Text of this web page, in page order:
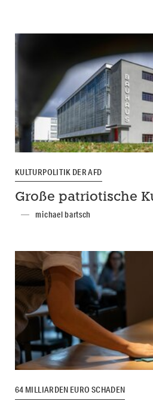
KULTURPOLITIK DER AFD
Große patriotische
michael bartsch
64 MILLIARDEN EURO SCHADEN